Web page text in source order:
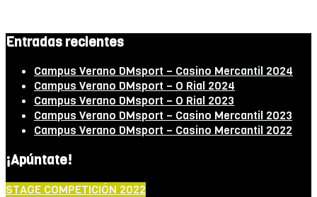
Entradas recientes
Campus Verano DMsport – Casino Mercantil 2024
Campus Verano DMsport – O Rial 2024
Campus Verano DMsport – O Rial 2023
Campus Verano DMsport – Casino Mercantil 2023
Campus Verano DMsport – Casino Mercantil 2022
¡Apúntate!
STAGE COMPETICIÓN 2022